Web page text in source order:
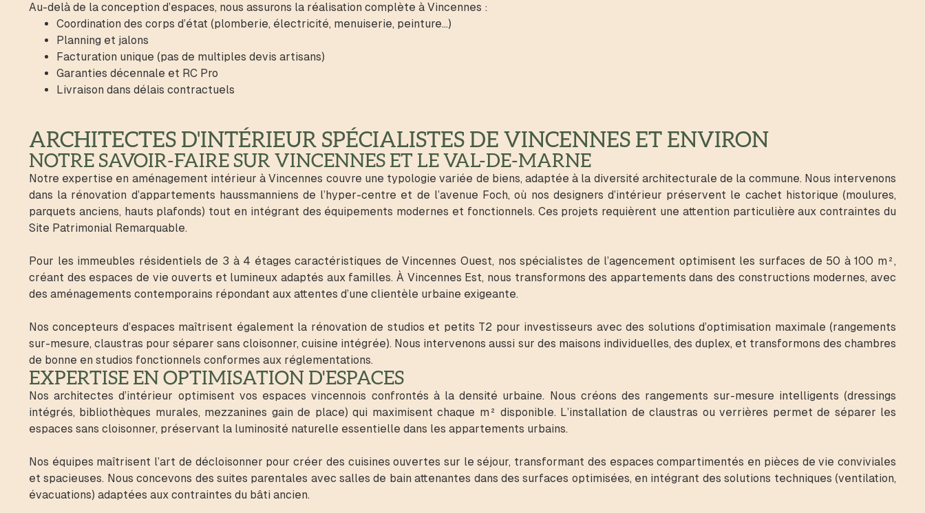
Au-delà de la conception d’espaces, nous assurons la réalisation complète à Vincennes :
Coordination des corps d’état (plomberie, électricité, menuiserie, peinture…)
Planning et jalons
Facturation unique (pas de multiples devis artisans)
Garanties décennale et RC Pro
Livraison dans délais contractuels
ARCHITECTES D'INTÉRIEUR SPÉCIALISTES DE VINCENNES ET ENVIRON
NOTRE SAVOIR-FAIRE SUR VINCENNES ET LE VAL-DE-MARNE
Notre expertise en aménagement intérieur à Vincennes couvre une typologie variée de biens, adaptée à la diversité architecturale de la commune. Nous intervenons
dans la rénovation d’appartements haussmanniens de l’hyper-centre et de l’avenue Foch, où nos designers d’intérieur préservent le cachet historique (moulures,
parquets anciens, hauts plafonds) tout en intégrant des équipements modernes et fonctionnels. Ces projets requièrent une attention particulière aux contraintes du
Site Patrimonial Remarquable.
Pour les immeubles résidentiels de 3 à 4 étages caractéristiques de Vincennes Ouest, nos spécialistes de l’agencement optimisent les surfaces de 50 à 100 m²,
créant des espaces de vie ouverts et lumineux adaptés aux familles. À Vincennes Est, nous transformons des appartements dans des constructions modernes, avec
des aménagements contemporains répondant aux attentes d’une clientèle urbaine exigeante.
Nos concepteurs d’espaces maîtrisent également la rénovation de studios et petits T2 pour investisseurs avec des solutions d’optimisation maximale (rangements
sur-mesure, claustras pour séparer sans cloisonner, cuisine intégrée). Nous intervenons aussi sur des maisons individuelles, des duplex, et transformons des chambres
de bonne en studios fonctionnels conformes aux réglementations.
EXPERTISE EN OPTIMISATION D'ESPACES
Nos architectes d’intérieur optimisent vos espaces vincennois confrontés à la densité urbaine. Nous créons des rangements sur-mesure intelligents (dressings
intégrés, bibliothèques murales, mezzanines gain de place) qui maximisent chaque m² disponible. L’installation de claustras ou verrières permet de séparer les
espaces sans cloisonner, préservant la luminosité naturelle essentielle dans les appartements urbains.
Nos équipes maîtrisent l’art de décloisonner pour créer des cuisines ouvertes sur le séjour, transformant des espaces compartimentés en pièces de vie conviviales
et spacieuses. Nous concevons des suites parentales avec salles de bain attenantes dans des surfaces optimisées, en intégrant des solutions techniques (ventilation,
évacuations) adaptées aux contraintes du bâti ancien.